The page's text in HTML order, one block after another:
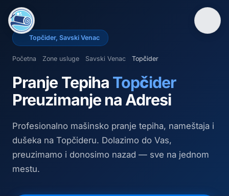
Topčider, Savski Venac
Početna Zone usluge Savski Venac Topčider
Pranje Tepiha Topčider
Preuzimanje na Adresi
Profesionalno mašinsko pranje tepiha, nameštaja i
dušeka na Topčideru. Dolazimo do Vas,
preuzimamo i donosimo nazad — sve na jednom
mestu.